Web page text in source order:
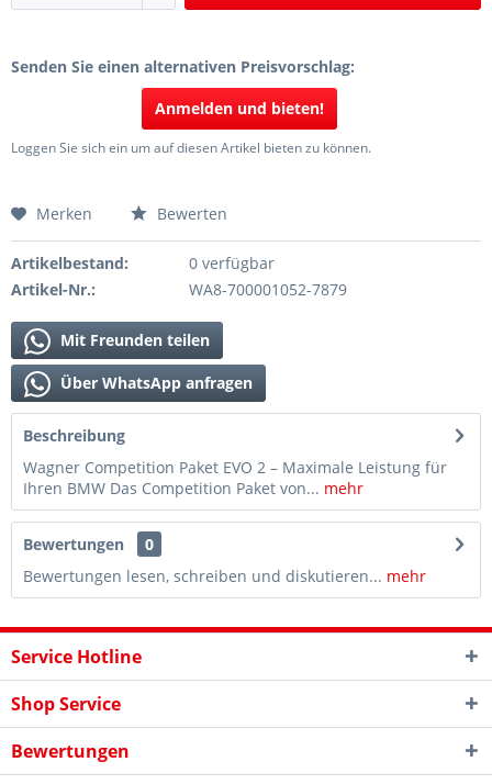
Senden Sie einen alternativen Preisvorschlag:
Anmelden und bieten!
Loggen Sie sich ein um auf diesen Artikel bieten zu können.
Merken Bewerten
Artikelbestand:
0 verfügbar
Artikel-Nr.:
WA8-700001052-7879
Mit Freunden teilen
Über WhatsApp anfragen
Beschreibung
Wagner Competition Paket EVO 2 – Maximale Leistung für
Ihren BMW Das Competition Paket von... mehr
Bewertungen
0
Bewertungen lesen, schreiben und diskutieren... mehr
Service Hotline
Shop Service
Bewertungen